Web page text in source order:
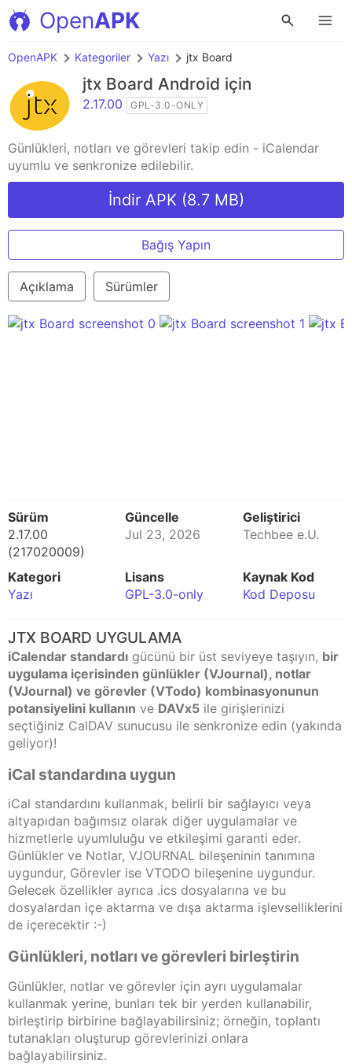
OpenAPK
OpenAPK Kategoriler Yazı jtx Board
jtx Board Android için
2.17.00 GPL-3.0-ONLY
Günlükleri, notları ve görevleri takip edin - iCalendar
uyumlu ve senkronize edilebilir.
İndir APK (8.7 MB)
Bağış Yapın
Açıklama Sürümler
Sürüm
2.17.00
(217020009)
Güncelle
Jul 23, 2026
Geliştirici
Techbee e.U.
Kategori
Yazı
Lisans
GPL-3.0-only
Kaynak Kod
Kod Deposu
JTX BOARD UYGULAMA
iCalendar standardı gücünü bir üst seviyeye taşıyın, bir
uygulama içerisinden günlükler (VJournal), notlar
(VJournal) ve görevler (VTodo) kombinasyonunun
potansiyelini kullanın ve DAVx5 ile girişlerinizi
seçtiğiniz CalDAV sunucusu ile senkronize edin (yakında
geliyor)!
iCal standardına uygun
iCal standardını kullanmak, belirli bir sağlayıcı veya
altyapıdan bağımsız olarak diğer uygulamalar ve
hizmetlerle uyumluluğu ve etkileşimi garanti eder.
Günlükler ve Notlar, VJOURNAL bileşeninin tanımına
uygundur, Görevler ise VTODO bileşenine uygundur.
Gelecek özellikler ayrıca .ics dosyalarına ve bu
dosyalardan içe aktarma ve dışa aktarma işlevselliklerini
de içerecektir :-)
Günlükleri, notları ve görevleri birleştirin
Günlükler, notlar ve görevler için ayrı uygulamalar
kullanmak yerine, bunları tek bir yerden kullanabilir,
birleştirip birbirine bağlayabilirsiniz; örneğin, toplantı
tutanakları oluşturup görevlerinizi onlara
bağlayabilirsiniz.